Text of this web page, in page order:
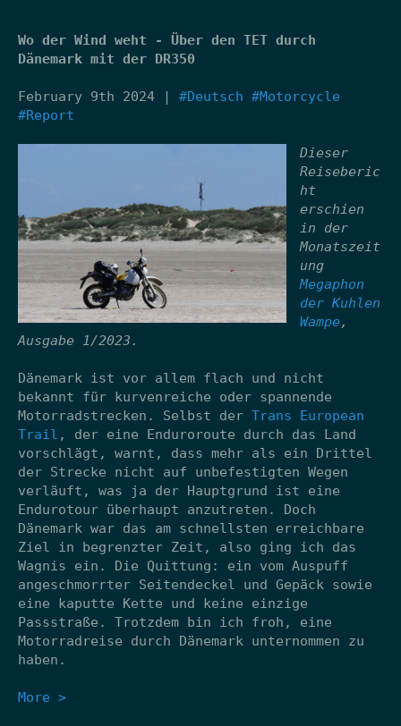
Wo der Wind weht - Über den TET durch
Dänemark mit der DR350
February 9th 2024 | #Deutsch #Motorcycle
#Report
Dieser
Reiseberic
ht
erschien
in der
Monatszeit
ung
Megaphon
der Kuhlen
Wampe,
Ausgabe 1/2023.
Dänemark ist vor allem flach und nicht
bekannt für kurvenreiche oder spannende
Motorradstrecken. Selbst der Trans European
Trail , der eine Enduroroute durch das Land
vorschlägt, warnt, dass mehr als ein Drittel
der Strecke nicht auf unbefestigten Wegen
verläuft, was ja der Hauptgrund ist eine
Endurotour überhaupt anzutreten. Doch
Dänemark war das am schnellsten erreichbare
Ziel in begrenzter Zeit, also ging ich das
Wagnis ein. Die Quittung: ein vom Auspuff
angeschmorrter Seitendeckel und Gepäck sowie
eine kaputte Kette und keine einzige
Passstraße. Trotzdem bin ich froh, eine
Motorradreise durch Dänemark unternommen zu
haben.
More >